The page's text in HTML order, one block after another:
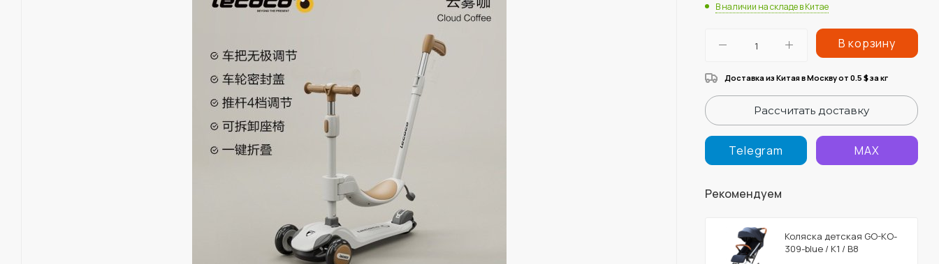
В наличии на складе в Китае
В корзину
Доставка из Китая в Москву от 0.5 $за кг
Рассчитать доставку
Telegram MAX
Рекомендуем
Коляска детская GO-KO-
309-blue / К1 / В8